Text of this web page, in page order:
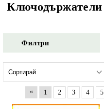
Ключодържатели
Филтри
« 1 2 3 4 5